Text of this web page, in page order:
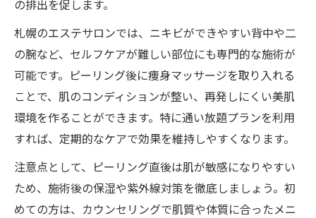
札幌の通い放題エステで叶う理想のボディ
ライン
マッサージとピーリングの組み合わせで肌
悩み改善
通い放題プランで叶える総合的な美肌メソッド
通い放題プランで続けるニキビケアと痩身
の両立
ピーリングとエステを取り入れた美肌習慣
の始め方
の排出を促します。
札幌のエステサロンでは、ニキビができやすい背中や二
の腕など、セルフケアが難しい部位にも専門的な施術が
可能です。ピーリング後に痩身マッサージを取り入れる
ことで、肌のコンディションが整い、再発しにくい美肌
環境を作ることができます。特に通い放題プランを利用
すれば、定期的なケアで効果を維持しやすくなります。
注意点として、ピーリング直後は肌が敏感になりやすい
ため、施術後の保湿や紫外線対策を徹底しましょう。初
めての方は、カウンセリングで肌質や体質に合ったメニ